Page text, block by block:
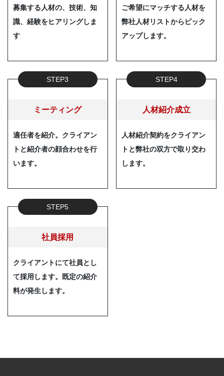
募集する人材の、技術、知
識、経験をヒアリングしま
す
ご希望にマッチする人材を
弊社人材リストからピック
アップします。
STEP3
ミーティング
適任者を紹介。クライアン
トと紹介者の顔合わせを行
います。
STEP4
人材紹介成立
人材紹介契約をクライアン
トと弊社の双方で取り交わ
します。
STEP5
社員採用
クライアントにて社員とし
て採用します。既定の紹介
料が発生します。